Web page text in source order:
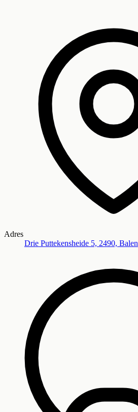
Adres
Drie Puttekensheide 5, 2490, Balen